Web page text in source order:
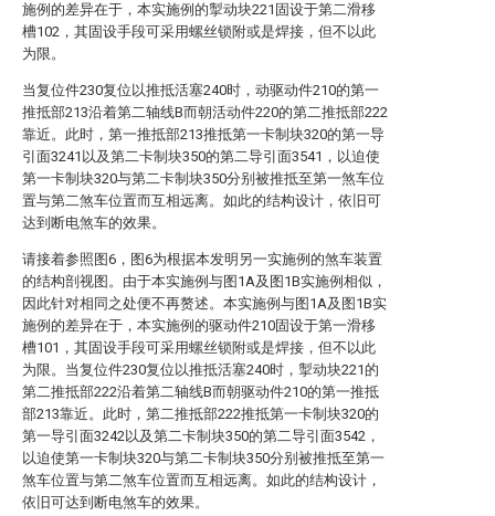
施例的差异在于，本实施例的掣动块221固设于第二滑移
槽102，其固设手段可采用螺丝锁附或是焊接，但不以此
为限。
当复位件230复位以推抵活塞240时，动驱动件210的第一
推抵部213沿着第二轴线B而朝活动件220的第二推抵部222
靠近。此时，第一推抵部213推抵第一卡制块320的第一导
引面3241以及第二卡制块350的第二导引面3541，以迫使
第一卡制块320与第二卡制块350分别被推抵至第一煞车位
置与第二煞车位置而互相远离。如此的结构设计，依旧可
达到断电煞车的效果。
请接着参照图6，图6为根据本发明另一实施例的煞车装置
的结构剖视图。由于本实施例与图1A及图1B实施例相似，
因此针对相同之处便不再赘述。本实施例与图1A及图1B实
施例的差异在于，本实施例的驱动件210固设于第一滑移
槽101，其固设手段可采用螺丝锁附或是焊接，但不以此
为限。当复位件230复位以推抵活塞240时，掣动块221的
第二推抵部222沿着第二轴线B而朝驱动件210的第一推抵
部213靠近。此时，第二推抵部222推抵第一卡制块320的
第一导引面3242以及第二卡制块350的第二导引面3542，
以迫使第一卡制块320与第二卡制块350分别被推抵至第一
煞车位置与第二煞车位置而互相远离。如此的结构设计，
依旧可达到断电煞车的效果。